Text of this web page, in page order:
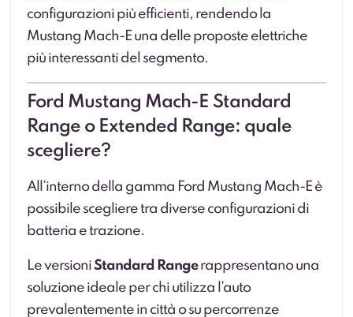
configurazioni più efficienti, rendendo la
Mustang Mach-E una delle proposte elettriche
più interessanti del segmento.
Ford Mustang Mach-E Standard
Range o Extended Range: quale
scegliere?
All’interno della gamma Ford Mustang Mach-E è
possibile scegliere tra diverse configurazioni di
batteria e trazione.
Le versioniStandard Rangerappresentano una
soluzione ideale per chi utilizza l’auto
prevalentemente in città o su percorrenze